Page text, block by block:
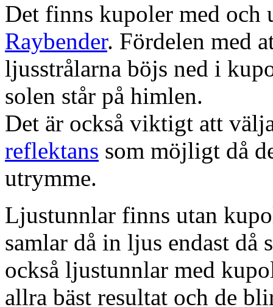
Det finns kupoler med och
Raybender. Fördelen med
ljusstrålarna böjs ned i
solen står på himlen.
Det är också viktigt att
reflektans som möjligt då
utrymme.
Ljustunnlar finns utan
samlar då in ljus endast då
också ljustunnlar med
allra bäst resultat och de